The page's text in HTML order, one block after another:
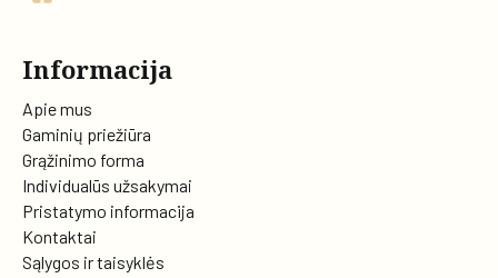
Informacija
Apie mus
Gaminių priežiūra
Grąžinimo forma
Individualūs užsakymai
Pristatymo informacija
Kontaktai
Sąlygos ir taisyklės